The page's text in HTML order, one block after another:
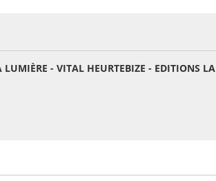
LUMIÈRE - VITAL HEURTEBIZE - EDITIONS LA